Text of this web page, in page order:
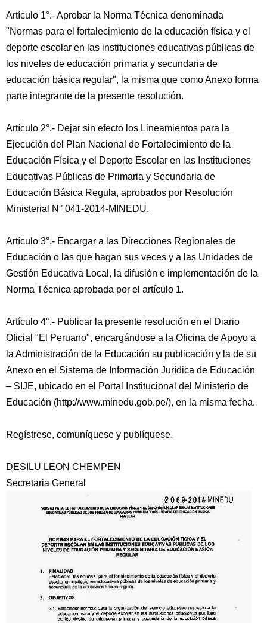
Artículo 1°.- Aprobar la Norma Técnica denominada
"Normas para el fortalecimiento de la educación física y el
deporte escolar en las instituciones educativas públicas de
los niveles de educación primaria y secundaria de
educación básica regular", la misma que como Anexo forma
parte integrante de la presente resolución.
Artículo 2°.- Dejar sin efecto los Lineamientos para la
Ejecución del Plan Nacional de Fortalecimiento de la
Educación Física y el Deporte Escolar en las Instituciones
Educativas Públicas de Primaria y Secundaria de
Educación Básica Regula, aprobados por Resolución
Ministerial N° 041-2014-MINEDU.
Artículo 3°.- Encargar a las Direcciones Regionales de
Educación o las que hagan sus veces y a las Unidades de
Gestión Educativa Local, la difusión e implementación de la
Norma Técnica aprobada por el artículo 1.
Artículo 4°.- Publicar la presente resolución en el Diario
Oficial "El Peruano", encargándose a la Oficina de Apoyo a
la Administración de la Educación su publicación y la de su
Anexo en el Sistema de Información Jurídica de Educación
– SIJE, ubicado en el Portal Institucional del Ministerio de
Educación (http://www.minedu.gob.pe/), en la misma fecha.
Regístrese, comuníquese y publíquese.
DESILU LEON CHEMPEN
Secretaria General